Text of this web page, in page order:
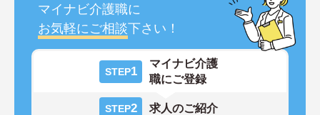
マイナビ介護職に
お気軽にご相談下さい！
STEP1
マイナビ介護
職にご登録
STEP2 求人のご紹介